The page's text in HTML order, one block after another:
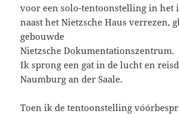
voor een solo-tentoonstelling in het
naast het Nietzsche Haus verrezen,
gebouwde
Nietzsche Dokumentationszentrum.
Ik sprong een gat in de lucht en
Naumburg an der Saale.
Toen ik de tentoonstelling